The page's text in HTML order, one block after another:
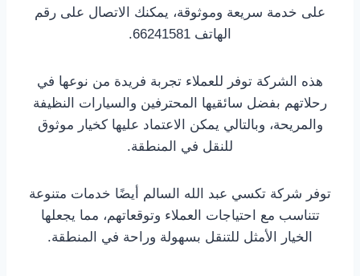
على خدمة سريعة وموثوقة، يمكنك الاتصال على رقم
الهاتف 66241581.
هذه الشركة توفر للعملاء تجربة فريدة من نوعها في
رحلاتهم بفضل سائقيها المحترفين والسيارات النظيفة
والمريحة، وبالتالي يمكن الاعتماد عليها كخيار موثوق
للنقل في المنطقة.
توفر شركة تكسي عبد الله السالم أيضًا خدمات متنوعة
تتناسب مع احتياجات العملاء وتوقعاتهم، مما يجعلها
الخيار الأمثل للتنقل بسهولة وراحة في المنطقة.